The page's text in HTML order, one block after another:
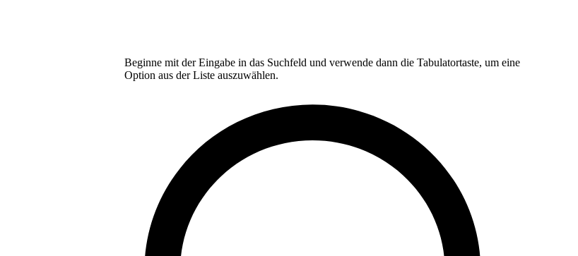
Beginne mit der Eingabe in das Suchfeld und verwende dann die Tabulatortaste, um eine
Option aus der Liste auszuwählen.